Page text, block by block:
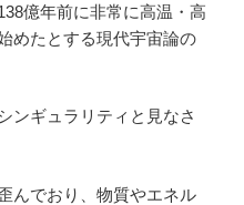
億年前に非常に高温・高
めたとする現代宇宙論の
ンギュラリティと見なさ
んでおり、物質やエネル